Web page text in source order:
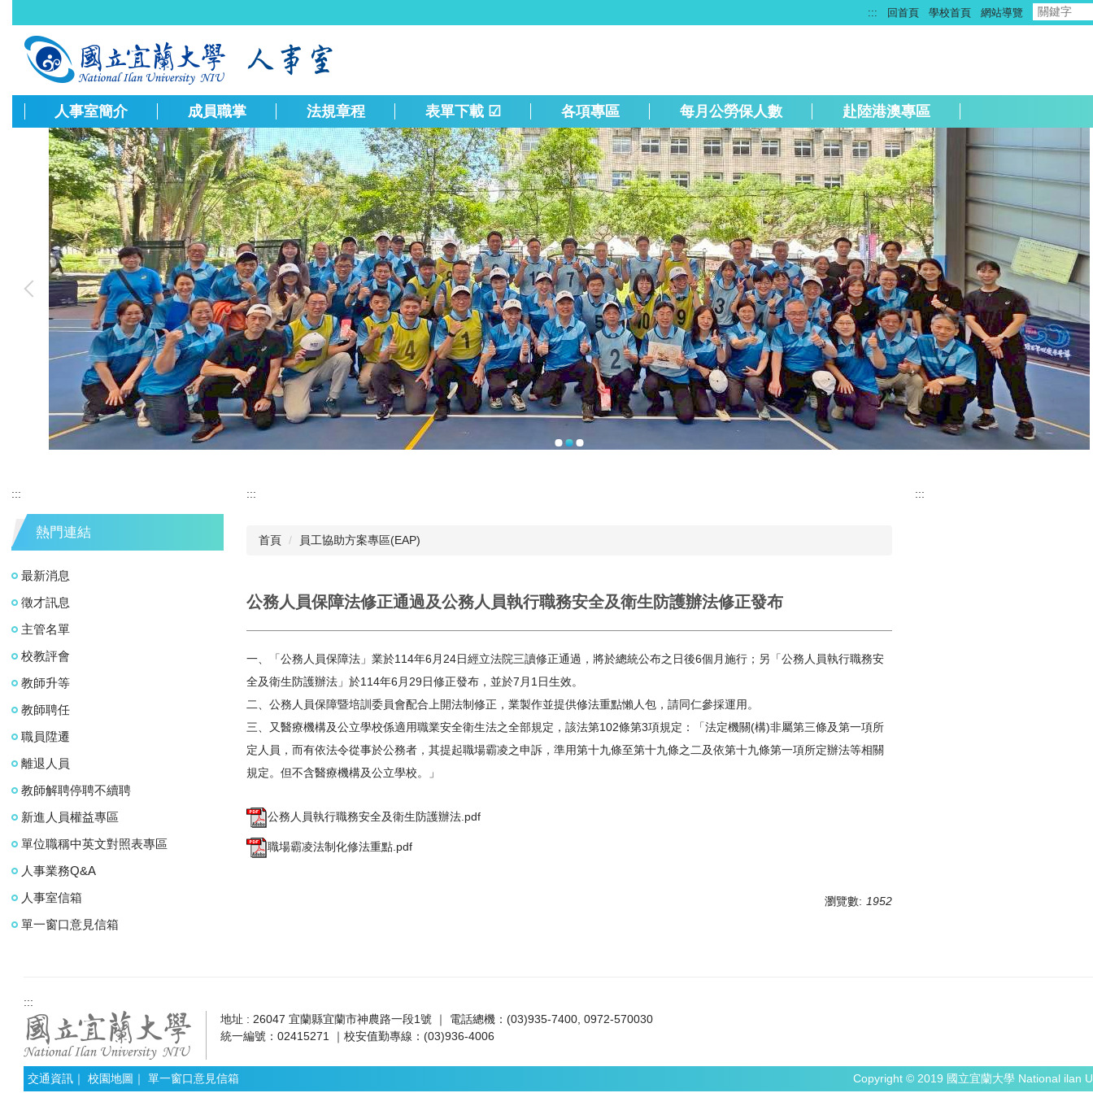
到
容
::: 回首頁 學校首頁 網站導覽
人事室簡介 成員職掌 法規章程 表單下載 ☑ 各項專區 每月公勞保人數 赴陸港澳專區
:::
熱門連結
最新消息
徵才訊息
主管名單
校教評會
教師升等
教師聘任
職員陞遷
離退人員
教師解聘停聘不續聘
新進人員權益專區
單位職稱中英文對照表專區
人事業務Q&A
人事室信箱
單一窗口意見信箱
:::
首頁 員工協助方案專區(EAP)
公務人員保障法修正通過及公務人員執行職務安全及衛生防護辦法修正發布
一、「公務人員保障法」業於114年6月24日經立法院三讀修正通過，將於總統公布之日後6個月施行；另「公務人員執行職務安
全及衛生防護辦法」於114年6月29日修正發布，並於7月1日生效。
二、公務人員保障暨培訓委員會配合上開法制修正，業製作並提供修法重點懶人包，請同仁參採運用。
三、又醫療機構及公立學校係適用職業安全衛生法之全部規定，該法第102條第3項規定：「法定機關(構)非屬第三條及第一項所
定人員，而有依法令從事於公務者，其提起職場霸凌之申訴，準用第十九條至第十九條之二及依第十九條第一項所定辦法等相關
規定。但不含醫療機構及公立學校。」
公務人員執行職務安全及衛生防護辦法.pdf
職場霸凌法制化修法重點.pdf
瀏覽數: 1952
:::
:::
地址 : 26047 宜蘭縣宜蘭市神農路一段1號 ｜ 電話總機：(03)935-7400, 0972-570030
統一編號：02415271 ｜校安值勤專線：(03)936-4006
交通資訊 ｜ 校園地圖 ｜ 單一窗口意見信箱 Copyright © 2019 國立宜蘭大學 National ilan